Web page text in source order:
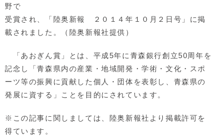
野で
受賞され、「陸奥新報 ２０１４年１０月２日号」に掲
載されました。（陸奥新報社提供）
「あおぎん賞」とは、平成5年に青森銀行創立50周年を
記念し「青森県内の産業・地域開発・学術・文化・スポ
ーツ等の振興に貢献した個人・団体を表彰し、青森県の
発展に資する」ことを目的にされています。
※この記事に関しましては、陸奥新報社より掲載許可を
得ています。